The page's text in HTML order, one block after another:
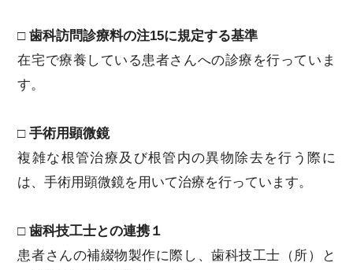
□ 歯科訪問診療料の注15に規定する基準
在宅で療養している患者さんへの診療を行っていま
す。
□ 手術用顕微鏡
複雑な根管治療及び根管内の異物除去を行う際に
は、手術用顕微鏡を用いて治療を行っています。
□ 歯科技工士との連携１
患者さんの補綴物製作に際し、歯科技工士（所）と